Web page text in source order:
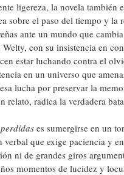
ligereza, la novela también
sobre el paso del tiempo y la
ante un mundo que
Welty, con su insistencia en
estar luchando contra el
en un universo que
lucha por preservar la
relato, radica la verdadera
es sumergirse en un
verbal que exige paciencia y
ni de grandes giros
momentos de lucidez y